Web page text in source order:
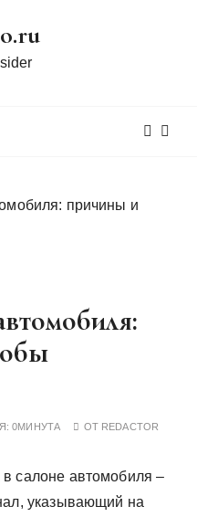
причины и
0МИНУТА ОТ REDACTOR
салоне автомобиля –
указывающий на